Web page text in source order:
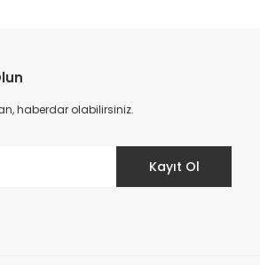
haberdar olabilirsiniz.
Kayıt Ol